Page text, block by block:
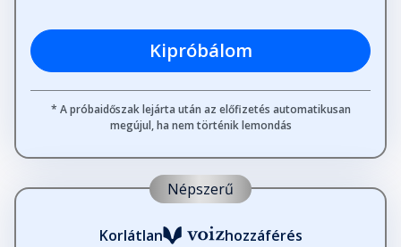
Kipróbálom
* A próbaidőszak lejárta után az előfizetés automatikusan
megújul, ha nem történik lemondás
Népszerű
Korlátlan hozzáférés